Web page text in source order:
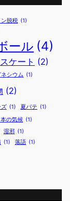
ン脱税 (1)
ール (4)
ケート (2)
シウム (1)
(2)
ズ (1) 夏バテ (1)
の気候 (1)
湿邪 (1)
(1) 落語 (1)